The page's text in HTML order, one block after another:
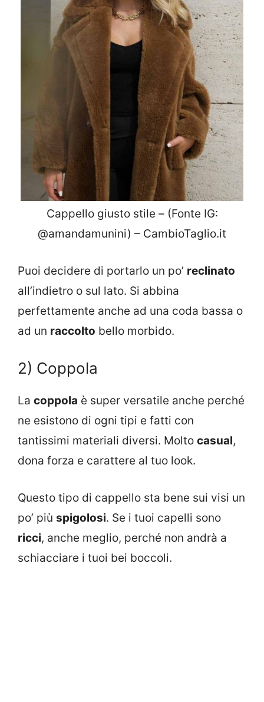
Cappello giusto stile – (Fonte IG:
@amandamunini) – CambioTaglio.it
Puoi decidere di portarlo un po’ reclinato
all’indietro o sul lato. Si abbina
perfettamente anche ad una coda bassa o
ad un raccolto bello morbido.
2) Coppola
La coppola è super versatile anche perché
ne esistono di ogni tipi e fatti con
tantissimi materiali diversi. Molto casual,
dona forza e carattere al tuo look.
Questo tipo di cappello sta bene sui visi un
po’ più spigolosi. Se i tuoi capelli sono
ricci, anche meglio, perché non andrà a
schiacciare i tuoi bei boccoli.